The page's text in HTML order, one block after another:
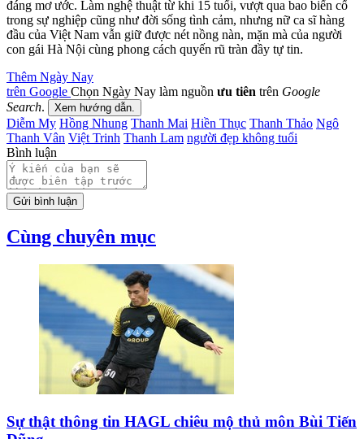
Mac Miller?
Cát Phượng ‘nóng mắt’ muốn tìm 'tận ổ’ kẻ tung tin
đồn chia tay